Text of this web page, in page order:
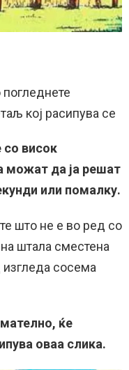
кој расипува се
со висок
можат да ја решат
или помалку.
што не е во ред со
штала сместена
сосема
ќе
оваа слика.